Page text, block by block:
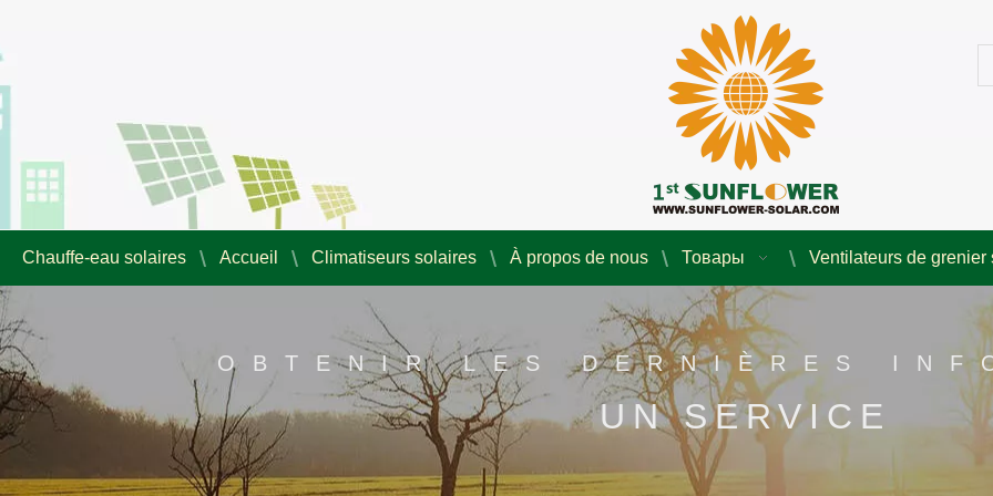
Chauffe-eau solaires Accueil Climatiseurs solaires À propos de nous Товары Ventilateurs de grenier
OBTENIR LES DERNIÈRES
UN SERVICE